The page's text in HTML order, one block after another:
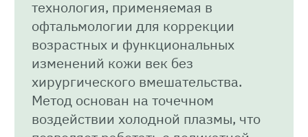
технология, применяемая в
офтальмологии для коррекции
возрастных и функциональных
изменений кожи век без
хирургического вмешательства.
Метод основан на точечном
воздействии холодной плазмы, что